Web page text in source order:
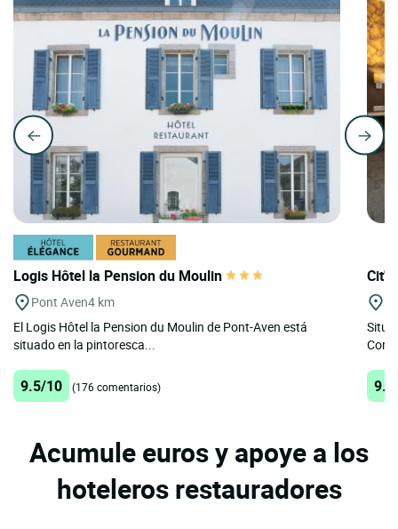
Logis Hôtel la Pension du Moulin
Pont Aven4 km
El Logis Hôtel la Pension du Moulin de Pont-Aven está
situado en la pintoresca...
9.5/10 (176 comentarios)
Acumule euros y apoye a los
hoteleros restauradores